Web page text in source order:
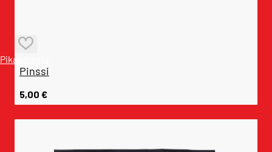
Pikakatselu
Pinssi
5,00 €